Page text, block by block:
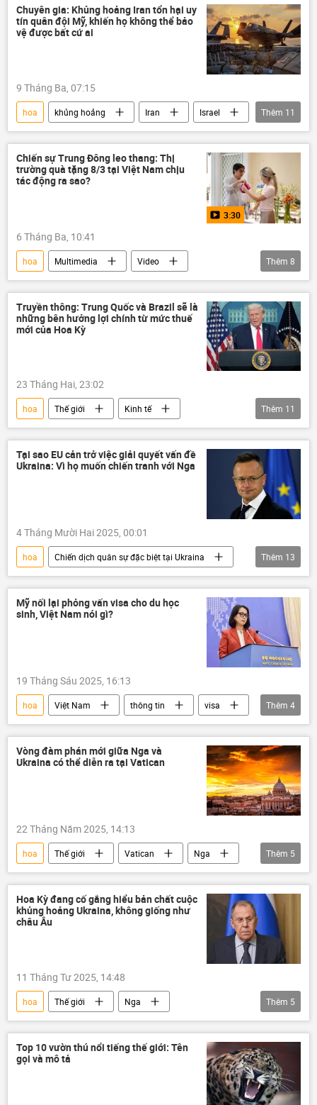
Leo thang căng thẳng giữa Israel và Iran
không kích
Israel
Trung Đông
Chuyên gia: Khủng hoảng Iran tổn hại uy
tín quân đội Mỹ, khiến họ không thể bảo
vệ được bất cứ ai
9 Tháng Ba, 07:15
hoa khủng hoảng Iran
Israel
Hoa Kỳ
Chính trị
Thế giới
xung đột quân sự
xung đột
đàm phán
Trung Quốc
Thêm 11
Chiến sự Trung Đông leo thang: Thị
trường quà tặng 8/3 tại Việt Nam chịu
tác động ra sao?
3:30
6 Tháng Ba, 10:41
hoa Multimedia
Video
Việt Nam
Ngày Quốc tế Phụ nữ
tặng quà
kinh tế thị trường
Xung đột Mỹ-Iran
Israel
Iran
Thêm 8
Truyền thông: Trung Quốc và Brazil sẽ là
những bên hưởng lợi chính từ mức thuế
mới của Hoa Kỳ
23 Tháng Hai, 23:02
hoa Thế giới
Kinh tế
Chính trị
Donald Trump
Trung Quốc
Brazil
Báo chí thế giới
Thái Lan
Hoa Kỳ
Thêm 11
Tại sao EU cản trở việc giải quyết vấn đề
Ukraina: Vì họ muốn chiến tranh với Nga
4 Tháng Mười Hai 2025, 00:01
hoa
Chiến dịch quân sự đặc biệt tại Ukraina
EU
Ukraina
Hungary
chiến tranh
Cuộc khủng hoảng ở Ukraina
NATO
Châu Âu
Donald Trump
Thêm 13
Mỹ nối lại phỏng vấn visa cho du học
sinh, Việt Nam nói gì?
19 Tháng Sáu 2025, 16:13
hoa Việt Nam thông tin
visa
Hoa Kỳ
du học
giáo dục
Chính sách
Thêm 4
Vòng đàm phán mới giữa Nga và
Ukraina có thể diễn ra tại Vatican
22 Tháng Năm 2025, 14:13
hoa Thế giới Vatican
Nga
Ukraina
Đàm phán Nga-Ukraina tại Istanbul - 2025
xung đột quân sự
Báo chí thế giới
Thêm 5
Hoa Kỳ đang cố gắng hiểu bản chất cuộc
khủng hoảng Ukraina, không giống như
châu Âu
11 Tháng Tư 2025, 14:48
hoa Thế giới
Nga
Sergey Lavrov
Donald Trump
Chính trị
NATO
Châu Âu
Ukraina
Thêm 5
Top 10 vườn thú nổi tiếng thế giới: Tên
gọi và mô tả